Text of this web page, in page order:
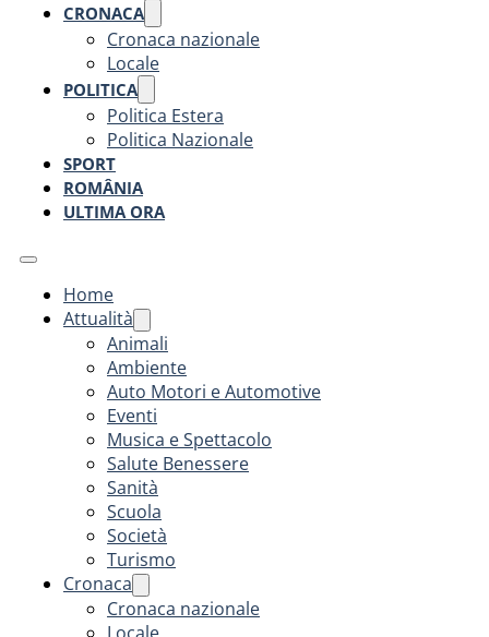
CRONACA
Cronaca nazionale
Locale
POLITICA
Politica Estera
Politica Nazionale
SPORT
ROMÂNIA
ULTIMA ORA
Home
Attualità
Animali
Ambiente
Auto Motori e Automotive
Eventi
Musica e Spettacolo
Salute Benessere
Sanità
Scuola
Società
Turismo
Cronaca
Cronaca nazionale
Locale